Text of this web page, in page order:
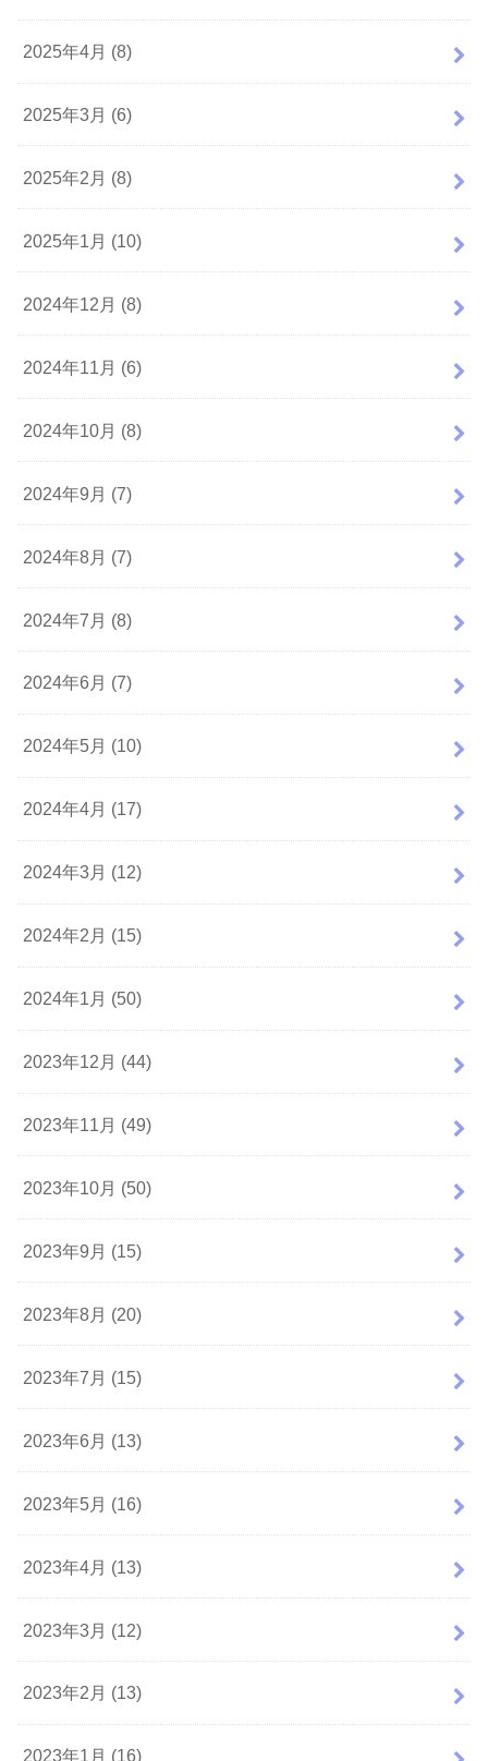
2025年4月 (8)
2025年3月 (6)
2025年2月 (8)
2025年1月 (10)
2024年12月 (8)
2024年11月 (6)
2024年10月 (8)
2024年9月 (7)
2024年8月 (7)
2024年7月 (8)
2024年6月 (7)
2024年5月 (10)
2024年4月 (17)
2024年3月 (12)
2024年2月 (15)
2024年1月 (50)
2023年12月 (44)
2023年11月 (49)
2023年10月 (50)
2023年9月 (15)
2023年8月 (20)
2023年7月 (15)
2023年6月 (13)
2023年5月 (16)
2023年4月 (13)
2023年3月 (12)
2023年2月 (13)
2023年1月 (16)